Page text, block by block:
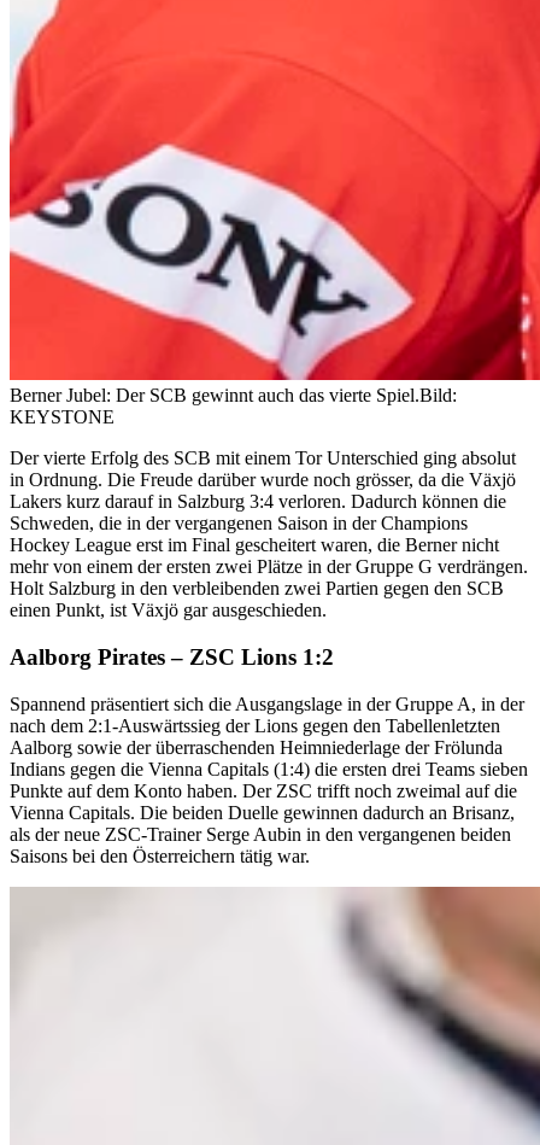
Berner Jubel: Der SCB gewinnt auch das vierte Spiel.Bild:
KEYSTONE
Der vierte Erfolg des SCB mit einem Tor Unterschied ging absolut
in Ordnung. Die Freude darüber wurde noch grösser, da die Växjö
Lakers kurz darauf in Salzburg 3:4 verloren. Dadurch können die
Schweden, die in der vergangenen Saison in der Champions
Hockey League erst im Final gescheitert waren, die Berner nicht
mehr von einem der ersten zwei Plätze in der Gruppe G verdrängen.
Holt Salzburg in den verbleibenden zwei Partien gegen den SCB
einen Punkt, ist Växjö gar ausgeschieden.
Aalborg Pirates – ZSC Lions 1:2
Spannend präsentiert sich die Ausgangslage in der Gruppe A, in der
nach dem 2:1-Auswärtssieg der Lions gegen den Tabellenletzten
Aalborg sowie der überraschenden Heimniederlage der Frölunda
Indians gegen die Vienna Capitals (1:4) die ersten drei Teams sieben
Punkte auf dem Konto haben. Der ZSC trifft noch zweimal auf die
Vienna Capitals. Die beiden Duelle gewinnen dadurch an Brisanz,
als der neue ZSC-Trainer Serge Aubin in den vergangenen beiden
Saisons bei den Österreichern tätig war.